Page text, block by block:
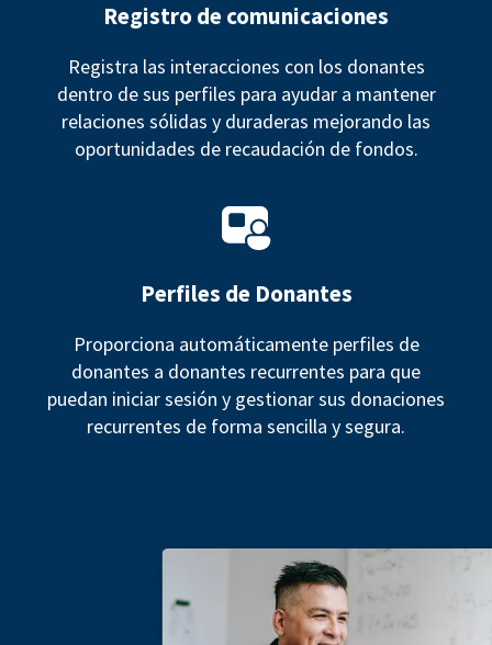
Registro de comunicaciones
Registra las interacciones con los donantes
dentro de sus perfiles para ayudar a mantener
relaciones sólidas y duraderas mejorando las
oportunidades de recaudación de fondos.
Perfiles de Donantes
Proporciona automáticamente perfiles de
donantes a donantes recurrentes para que
puedan iniciar sesión y gestionar sus donaciones
recurrentes de forma sencilla y segura.